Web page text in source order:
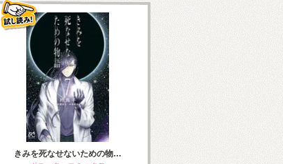
きみを死なせないための物…